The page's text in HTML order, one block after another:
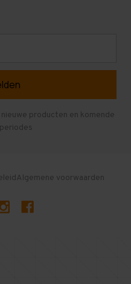
producten en komende
Algemene voorwaarden